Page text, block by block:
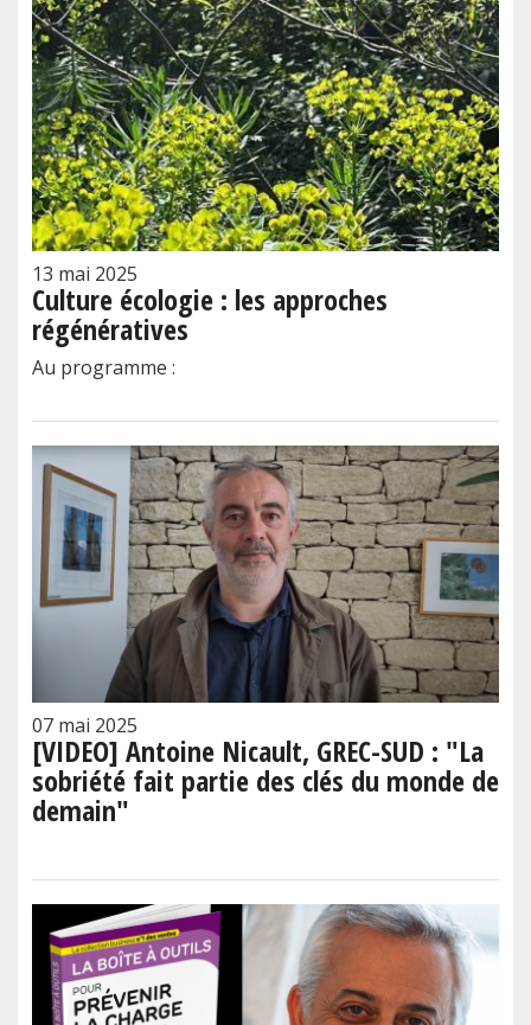
13 mai 2025
Culture écologie : les approches
régénératives
Au programme :
07 mai 2025
[VIDEO] Antoine Nicault, GREC-SUD : "La
sobriété fait partie des clés du monde de
demain"